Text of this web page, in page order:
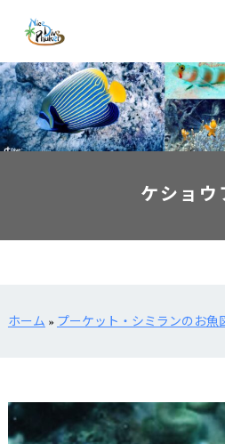
ケショウ
ホーム » プーケット・シミランのお魚